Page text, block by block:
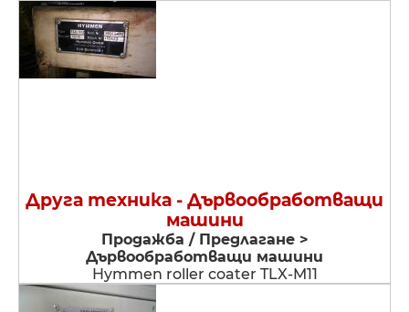
Друга техника - Дървообработващи
машини
Продажба / Предлагане >
Дървообработващи машини
Hymmen roller coater TLX-M11